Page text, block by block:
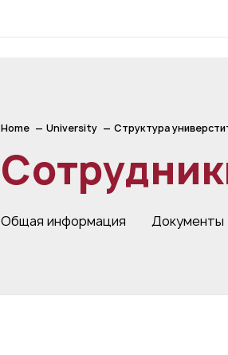
Home University Структура
Общая информация Документы